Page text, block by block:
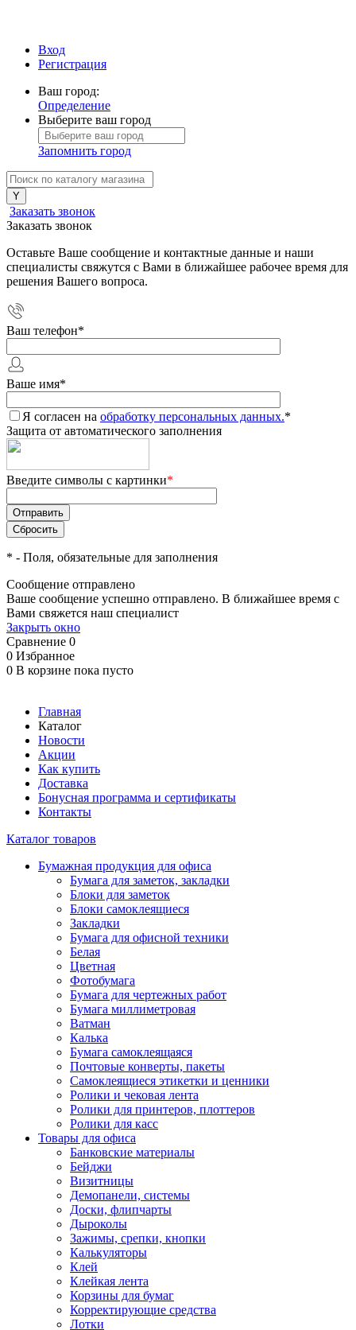
Вход
Регистрация
Ваш город:
Определение
Выберите ваш город
Запомнить город
Заказать звонок
Заказать звонок
Оставьте Ваше сообщение и контактные данные и наши
специалисты свяжутся с Вами в ближайшее рабочее время для
решения Вашего вопроса.
Ваш телефон*
Ваше имя*
Я согласен на обработку персональных данных.*
Защита от автоматического заполнения
Введите символы с картинки*
* - Поля, обязательные для заполнения
Сообщение отправлено
Ваше сообщение успешно отправлено. В ближайшее время с
Вами свяжется наш специалист
Закрыть окно
Сравнение 0
0 Избранное
0 В корзине пока пусто
Главная
Каталог
Новости
Акции
Как купить
Доставка
Бонусная программа и сертификаты
Контакты
Каталог товаров
Бумажная продукция для офиса
Бумага для заметок, закладки
Блоки для заметок
Блоки самоклеящиеся
Закладки
Бумага для офисной техники
Белая
Цветная
Фотобумага
Бумага для чертежных работ
Бумага миллиметровая
Ватман
Калька
Бумага самоклеящаяся
Почтовые конверты, пакеты
Самоклеящиеся этикетки и ценники
Ролики и чековая лента
Ролики для принтеров, плоттеров
Ролики для касс
Товары для офиса
Банковские материалы
Бейджи
Визитницы
Демопанели, системы
Доски, флипчарты
Дыроколы
Зажимы, срепки, кнопки
Калькуляторы
Клей
Клейкая лента
Корзины для бумаг
Корректирующие средства
Лотки